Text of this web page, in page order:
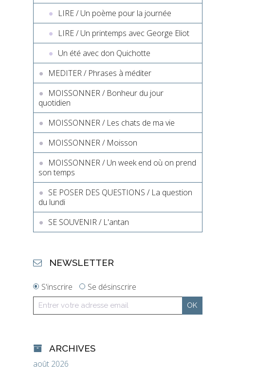
LIRE / Un poème pour la journée
LIRE / Un printemps avec George Eliot
Un été avec don Quichotte
MEDITER / Phrases à méditer
MOISSONNER / Bonheur du jour
quotidien
MOISSONNER / Les chats de ma vie
MOISSONNER / Moisson
MOISSONNER / Un week end où on prend
son temps
SE POSER DES QUESTIONS / La question
du lundi
SE SOUVENIR / L'antan
NEWSLETTER
S'inscrire Se désinscrire
ARCHIVES
août 2026